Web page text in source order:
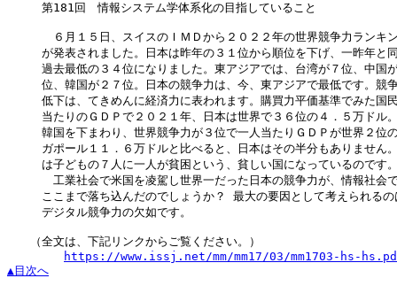
第181回　情報システム学体系化の目指していること
６月１５日、スイスのＩＭＤから２０２２年の世界競争力ランキ
が発表されました。日本は昨年の３１位から順位を下げ、一昨年と
過去最低の３４位になりました。東アジアでは、台湾が７位、中国
位、韓国が２７位。日本の競争力は、今、東アジアで最低です。競
低下は、てきめんに経済力に表われます。購買力平価基準でみた国
当たりのＧＤＰで２０２１年、日本は世界で３６位の４．５万ドル
韓国を下まわり、世界競争力が３位で一人当たりＧＤＰが世界２位
ガポール１１．６万ドルと比べると、日本はその半分もありません
は子どもの７人に一人が貧困という、貧しい国になっているのです
工業社会で米国を凌駕し世界一だった日本の競争力が、情報社会
ここまで落ち込んだのでしょうか？ 最大の要因として考えられるの
デジタル競争力の欠如です。
（全文は、下記リンクからご覧ください。）
https://www.issj.net/mm/mm17/03/mm1703-hs-
▲目次へ